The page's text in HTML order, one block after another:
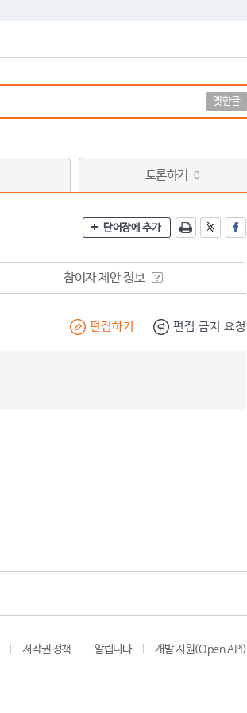
옛한글
토론하기 0
단어장에 추가
참여자 제안 정보
편집하기 편집 금지 요청
저작권 정책 알립니다 개발 지원(Open API)